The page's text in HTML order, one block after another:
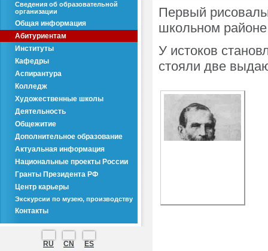
Сведения об образовательной
организации
Общая информация
Абитуриентам
Институты
Кафедры
Аспирантура
Колледж
Художественные школы
Деятельность
Общежитие
Дополнительное образование
Актуальная информация
Национальные проекты России
Гранты Президента РФ
Центр карьеры
Экскурсии по музею, производству
Контакты
RU CN ES
Первый
школьном
У истоков
стояли две